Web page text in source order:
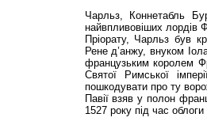
Чарльз, Коннетабль
найвпливовіших лордів
Пріорату, Чарльз був
Рене д’анжу, внуком
французьким королем
Святої Римської
пошкодувати про ту
Павії взяв у полон
1527 року під час